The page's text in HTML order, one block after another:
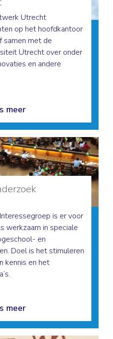
Utrecht
op het hoofdkantoor
samen met de
Utrecht over onder
en andere
meer
is er voor
werkzaam in speciale
en
Doel is het stimuleren
kennis en het
meer